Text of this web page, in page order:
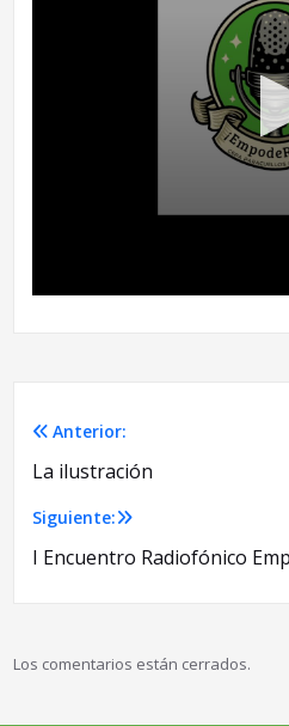
Navegación
de
entradas
Anterior:
La ilustración
Siguiente:
I Encuentro Radiofónico
Los comentarios están cerrados.